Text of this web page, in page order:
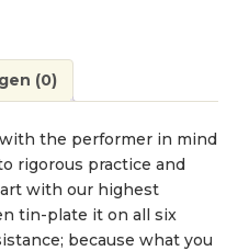
(0)
the performer in mind
rigorous practice and
with our highest
tin-plate it on all six
because what you